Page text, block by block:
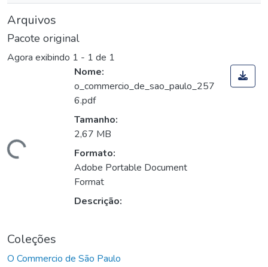
Arquivos
Pacote original
Agora exibindo 1 - 1 de 1
Nome:
o_commercio_de_sao_paulo_257
6.pdf
Tamanho:
2,67 MB
Formato:
Adobe Portable Document
Format
Descrição:
Coleções
O Commercio de São Paulo